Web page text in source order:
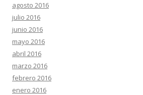
agosto 2016
julio 2016
junio 2016
mayo 2016
abril 2016
marzo 2016
febrero 2016
enero 2016